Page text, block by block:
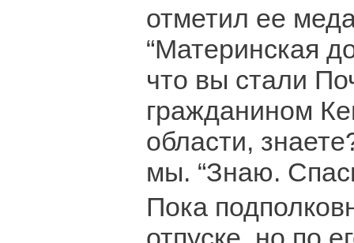
отметил ее
“Материнская
что вы стали
гражданином
области,
мы. “Знаю.
Пока